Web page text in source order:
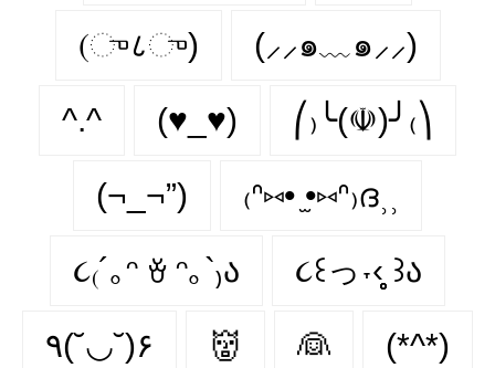
(ு८ு) (⸝⸝๑﹏๑⸝⸝)
^.^ (♥_♥) ⎛₎╰(☫)╯₍⎞
(¬_¬”) ₍ᐢ⑅• ̫•⑅ᐢ₎ദ⸒⸒
૮₍´｡ᵔ ꈊ ᵔ｡`₎ა ૮꒰っ˕‹̥̥̥ ꒱ა
٩(˘◡˘)۶ 👹 👰 (*^*)